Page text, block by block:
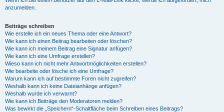
anzumelden.
Beiträge schreiben
Wie erstelle ich ein neues Thema oder eine Antwort?
Wie kann ich einen Beitrag bearbeiten oder löschen?
Wie kann ich meinem Beitrag eine Signatur anfügen?
Wie kann ich eine Umfrage erstellen?
Wieso kann ich nicht mehr Antwortmöglichkeiten erstellen?
Wie bearbeite oder lösche ich eine Umfrage?
Warum kann ich auf bestimmte Foren nicht zugreifen?
Weshalb kann ich keine Dateianhänge anfügen?
Weshalb wurde ich verwarnt?
Wie kann ich Beiträge den Moderatoren melden?
Was bewirkt die „Speichern“-Schaltfläche beim Schreiben eines Beitrags?